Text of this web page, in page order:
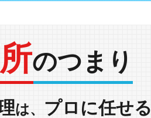
のつまり
は、 プロに任せる